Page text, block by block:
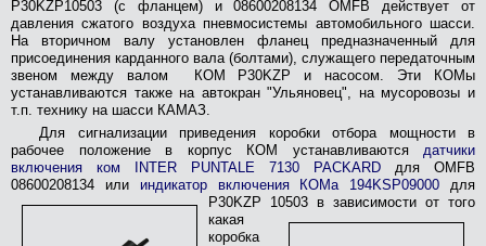
P30KZP10503 (с фланцем) и 08600208134 OMFB действует от
давления сжатого воздуха пневмосистемы автомобильного шасси.
На вторичном валу установлен фланец предназначенный для
присоединения карданного вала (болтами), служащего передаточным
звеном между валом КОМ P30KZP и насосом. Эти КОМы
устанавливаются также на автокран "Ульяновец", на мусоровозы и
т.п. технику на шасси КАМАЗ.
Для сигнализации приведения коробки отбора мощности в
рабочее положение в корпус КОМ устанавливаются датчики
включения ком INTER PUNTALE 7130 PACKARD для OMFB
08600208134 или индикатор включения КОМа 194KSP09000 для
P30KZP 10503 в зависимости от того
какая
коробка